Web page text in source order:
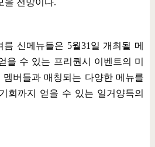
을 전망이다.
름 신메뉴들은 5월31 일 개최될 메
을 수 있는 프리퀀시 이벤트의 미
멤버들과 매칭되는 다양한 메뉴를
회까지 얻을 수 있는 일거양득의